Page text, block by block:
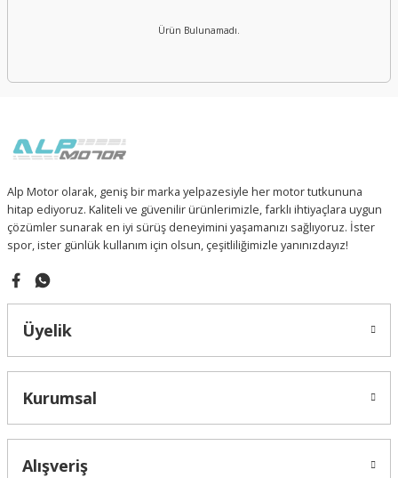
Ürün Bulunamadı.
Alp Motor olarak, geniş bir marka yelpazesiyle her motor tutkununa
hitap ediyoruz. Kaliteli ve güvenilir ürünlerimizle, farklı ihtiyaçlara uygun
çözümler sunarak en iyi sürüş deneyimini yaşamanızı sağlıyoruz. İster
spor, ister günlük kullanım için olsun, çeşitliliğimizle yanınızdayız!
Üyelik
Kurumsal
Alışveriş